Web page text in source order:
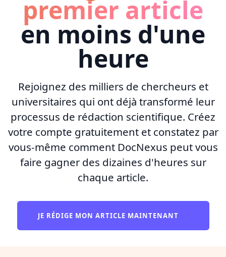
premier article
en moins d'une
heure
Rejoignez des milliers de chercheurs et
universitaires qui ont déjà transformé leur
processus de rédaction scientifique. Créez
votre compte gratuitement et constatez par
vous-même comment DocNexus peut vous
faire gagner des dizaines d'heures sur
chaque article.
JE RÉDIGE MON ARTICLE MAINTENANT